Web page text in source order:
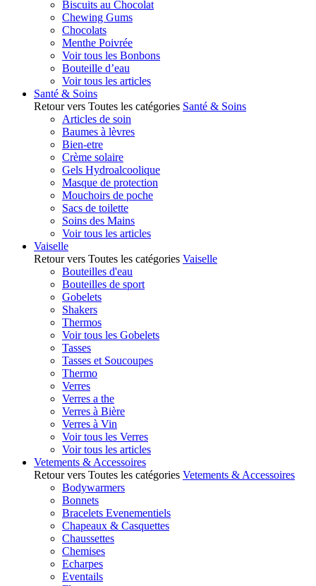
Biscuits au Chocolat
Chewing Gums
Chocolats
Menthe Poivrée
Voir tous les Bonbons
Bouteille d’eau
Voir tous les articles
Santé & Soins
Retour vers Toutes les catégories Santé & Soins
Articles de soin
Baumes à lèvres
Bien-etre
Crème solaire
Gels Hydroalcoolique
Masque de protection
Mouchoirs de poche
Sacs de toilette
Soins des Mains
Voir tous les articles
Vaiselle
Retour vers Toutes les catégories Vaiselle
Bouteilles d'eau
Bouteilles de sport
Gobelets
Shakers
Thermos
Voir tous les Gobelets
Tasses
Tasses et Soucoupes
Thermo
Verres
Verres a the
Verres à Bière
Verres à Vin
Voir tous les Verres
Voir tous les articles
Vetements & Accessoires
Retour vers Toutes les catégories Vetements & Accessoires
Bodywarmers
Bonnets
Bracelets Evenementiels
Chapeaux & Casquettes
Chaussettes
Chemises
Echarpes
Eventails